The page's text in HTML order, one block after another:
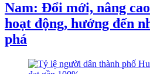
Nam: Đổi mới, nâng
hoạt động, hướng đến
phá